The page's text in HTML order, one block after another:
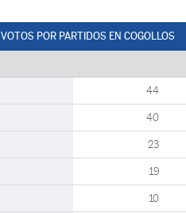
VOTOS POR PARTIDOS EN COGOLLOS
44
40
23
19
10